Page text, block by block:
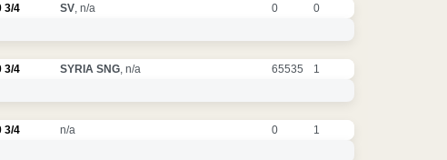
3/4 SV , n/a 0 0
3/4 SYRIA SNG , n/a 65535 1
3/4 n/a 0 1